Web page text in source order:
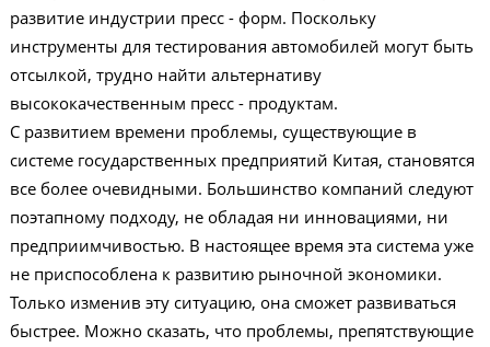
развитие индустрии пресс - форм. Поскольку
инструменты для тестирования автомобилей могут быть
отсылкой, трудно найти альтернативу
высококачественным пресс - продуктам.
С развитием времени проблемы, существующие в
системе государственных предприятий Китая, становятся
все более очевидными. Большинство компаний следуют
поэтапному подходу, не обладая ни инновациями, ни
предприимчивостью. В настоящее время эта система уже
не приспособлена к развитию рыночной экономики.
Только изменив эту ситуацию, она сможет развиваться
быстрее. Можно сказать, что проблемы, препятствующие